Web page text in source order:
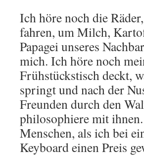
Ich höre noch die
fahren, um Milch,
Papagei unseres
mich. Ich höre noch
Frühstückstisch deckt,
springt und nach der
Freunden durch den
philosophiere mit
Menschen, als ich bei
Keyboard einen Preis